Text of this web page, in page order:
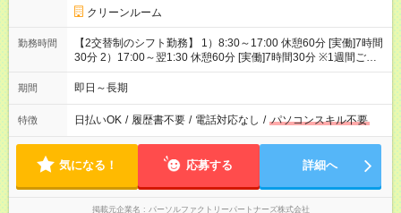
クリーンルーム
勤務時間
【2交替制のシフト勤務】 1）8:30～17:00 休憩60分 [実働]7時間
30分 2）17:00～翌1:30 休憩60分 [実働]7時間30分 ※1週間ごと
の交替
期間 即日～長期
特徴 日払いOK / 履歴書不要 / 電話対応なし / パソコンスキル不要
気になる！ 応募する 詳細へ
掲載元企業名 パーソルファクトリーパートナーズ株式会社